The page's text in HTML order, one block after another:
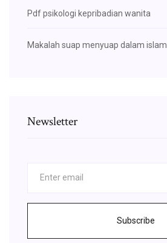
Pdf psikologi kepribadian wanita
Makalah suap menyuap dalam islam
Newsletter
Subscribe